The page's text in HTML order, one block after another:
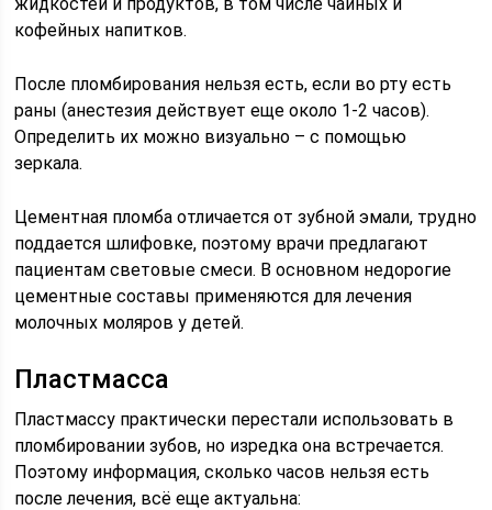
кофейных напитков.
После пломбирования нельзя есть, если во рту есть
раны (анестезия действует еще около 1-2 часов).
Определить их можно визуально – с помощью
зеркала.
Цементная пломба отличается от зубной эмали, трудно
поддается шлифовке, поэтому врачи предлагают
пациентам световые смеси. В основном недорогие
цементные составы применяются для лечения
молочных моляров у детей.
Пластмасса
Пластмассу практически перестали использовать в
пломбировании зубов, но изредка она встречается.
Поэтому информация, сколько часов нельзя есть
после лечения, всё еще актуальна: